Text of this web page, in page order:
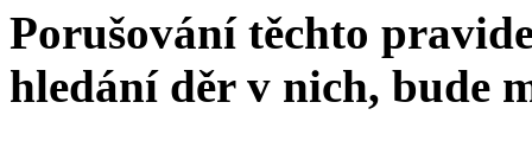
Porušování těchto
hledání děr v nich, bude